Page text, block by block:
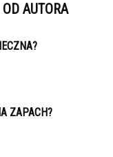
AUTORA
ZAPACH?